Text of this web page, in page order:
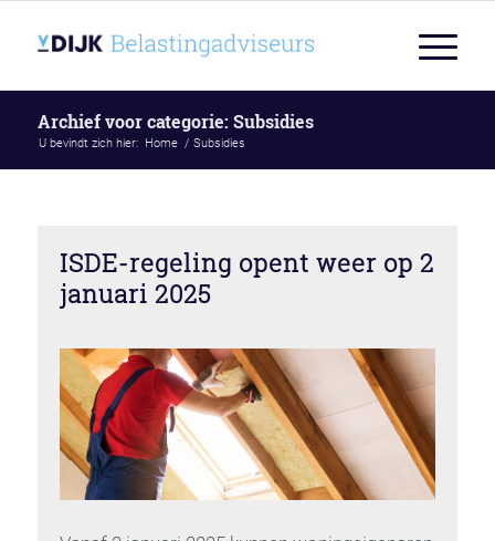
Archief voor categorie: Subsidies
U bevindt zich hier: Home / Subsidies
ISDE-regeling opent weer op 2
januari 2025